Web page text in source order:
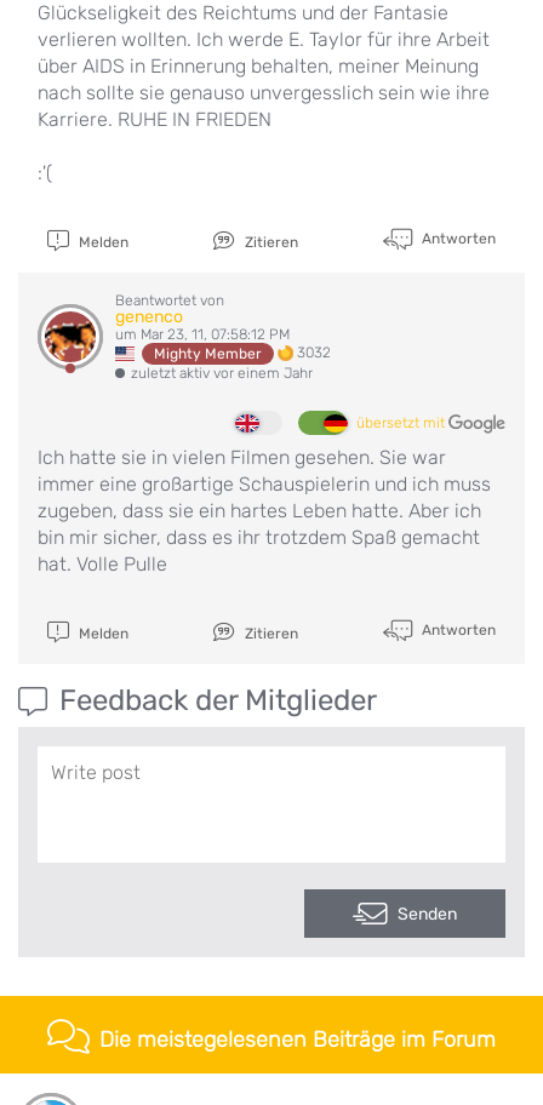
Glückseligkeit des Reichtums und der Fantasie
verlieren wollten. Ich werde E. Taylor für ihre Arbeit
über AIDS in Erinnerung behalten, meiner Meinung
nach sollte sie genauso unvergesslich sein wie ihre
Karriere. RUHE IN FRIEDEN
:'(
Melden Zitieren Antworten
Beantwortet von
genenco
um Mar 23, 11, 07:58:12 PM
Mighty Member
3032
zuletzt aktiv vor einem Jahr
übersetzt mit
Ich hatte sie in vielen Filmen gesehen. Sie war
immer eine großartige Schauspielerin und ich muss
zugeben, dass sie ein hartes Leben hatte. Aber ich
bin mir sicher, dass es ihr trotzdem Spaß gemacht
hat. Volle Pulle
Melden Zitieren Antworten
Feedback der Mitglieder
Senden
Die meistegelesenen Beiträge im Forum